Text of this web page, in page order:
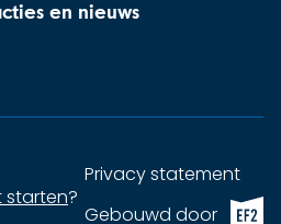
en nieuws
starten?
Privacy statement
Gebouwd doorEF2